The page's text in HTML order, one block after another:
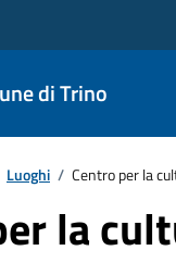
di Trino
Luoghi / Centro per la
la